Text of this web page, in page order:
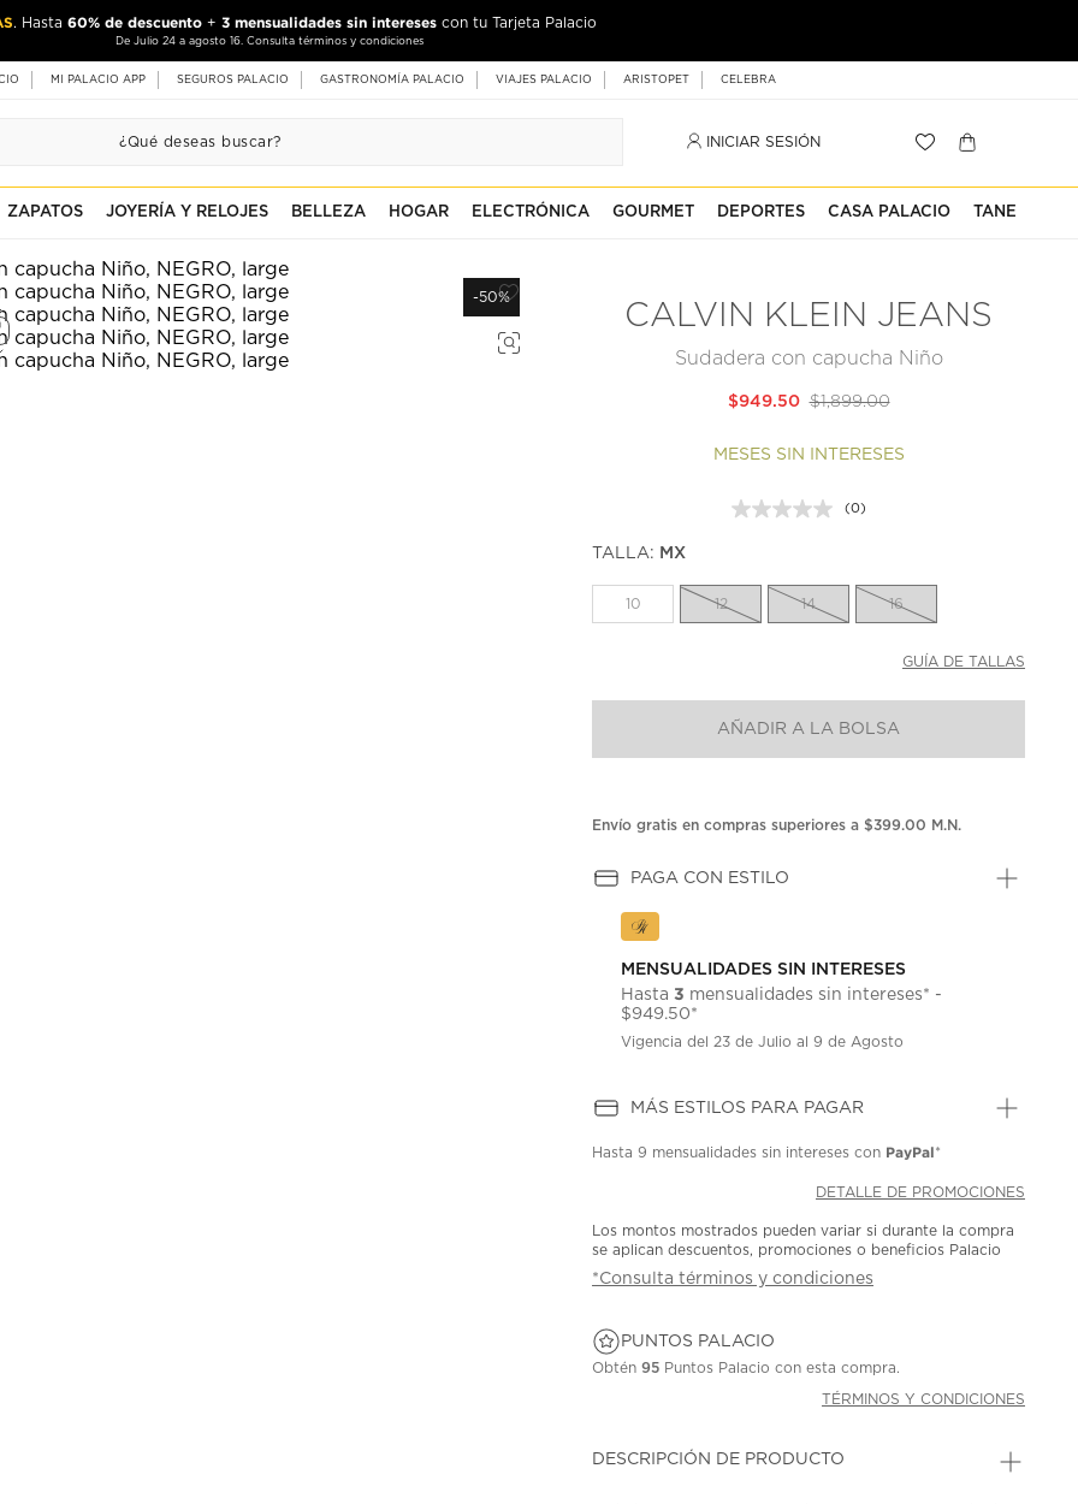
. Hasta 60% de descuento + 3 mensualidades sin intereses con tu Tarjeta Palacio
De Julio 24 a agosto 16. Consulta términos y condiciones
MI PALACIO APP SEGUROS PALACIO GASTRONOMÍA PALACIO VIAJES PALACIO ARISTOPET CELEBRA
INICIAR SESIÓN
ZAPATOS JOYERÍA Y RELOJES BELLEZA HOGAR ELECTRÓNICA GOURMET DEPORTES CASA PALACIO TANE
-50%
CALVIN KLEIN JEANS
Sudadera con capucha Niño
$1,899.00
$949.50
MESES SIN INTERESES
Sin
la
misma
(0)
TALLA: MX
10 12 14 16
GUÍA DE TALLAS
AÑADIR A LA BOLSA
Envío gratis en compras superiores a $399.00 M.N.
PAGA CON ESTILO
MENSUALIDADES SIN INTERESES
Hasta3 mensualidades sin intereses* -
$949.50*
Vigencia del 23 de Julio al 9 de Agosto
MÁS ESTILOS PARA PAGAR
Hasta9 mensualidades sin intereses con PayPal*
DETALLE DE PROMOCIONES
Los montos mostrados pueden variar si durante la compra
se aplican descuentos, promociones o beneficios Palacio
*Consulta términos y condiciones
PUNTOS PALACIO
Obtén95 Puntos Palacio con esta compra.
TÉRMINOS Y CONDICIONES
DESCRIPCIÓN DE PRODUCTO